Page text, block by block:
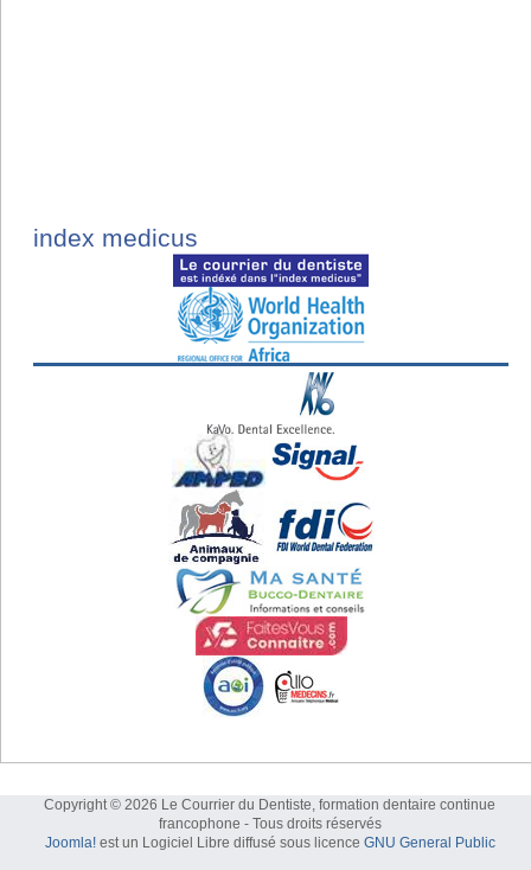
index medicus
Copyright © 2026 Le Courrier du Dentiste, formation dentaire continue
francophone - Tous droits réservés
Joomla!est un Logiciel Libre diffusé sous licence GNU General Public